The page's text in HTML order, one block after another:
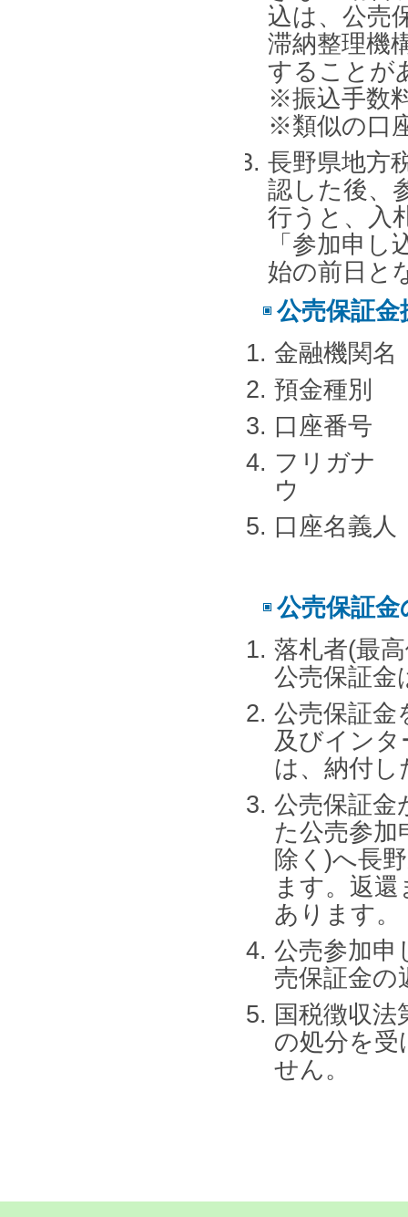
込は、公売
滞納整理機
することが
※振込手数
※類似の口
長野県地方
認した後、
行うと、入
「参加申
始の前日と
公売保証金
金融機関
預金種
口座番号
フリガナ
ウ
口座名義
公売保証金
落札者(最
公売保証金
公売保証金
及びイン
は、納付し
公売保証金
た公売参加
除く)へ長
ます。返
あります。
公売参加申
売保証金の
国税徴収
の処分を受
せん。